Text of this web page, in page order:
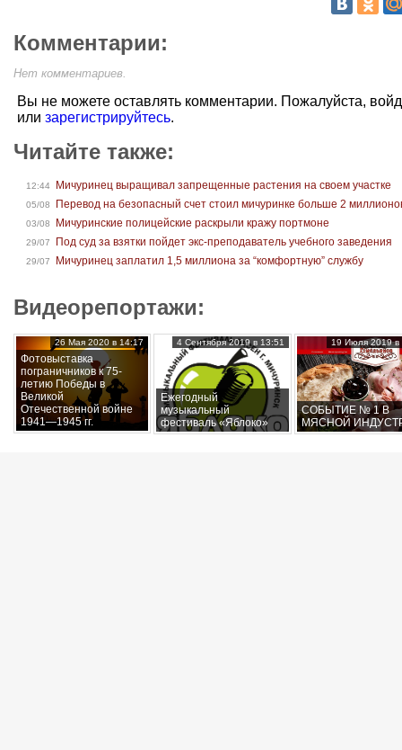
Комментарии:
Нет комментариев.
Вы не можете оставлять комментарии. Пожалуйста,
или зарегистрируйтесь.
Читайте также:
12:44 Мичуринец выращивал запрещенные растения на своем участке
05/08 Перевод на безопасный счет стоил мичуринке больше 2
03/08 Мичуринские полицейские раскрыли кражу портмоне
29/07 Под суд за взятки пойдет экс-преподаватель учебного заведения
29/07 Мичуринец заплатил 1,5 миллиона за “комфортную” службу
Видеорепортажи:
Фотовыставка
пограничников к 75-
летию Победы в
Великой
Отечественной войне
1941—1945 гг.
26 Мая 2020 в 14:17
Ежегодный
музыкальный
фестиваль «Яблоко»
4 Сентября 2019 в 13:51
СОБЫТИЕ № 1 В
МЯСНОЙ
19 Июля 2019 в